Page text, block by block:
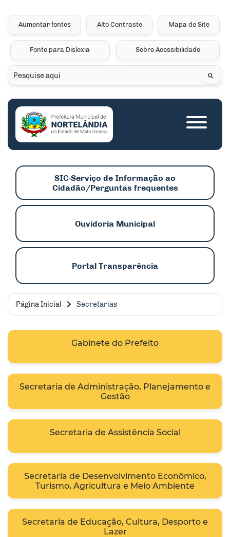
Seção de atalhos e
Ir para o menu [alt+2]
Ir para a busca [alt+3]
Ir para o rodapé [alt+4]
Aumentar fontes Alto Contraste Mapa do Site
Fonte para Dislexia Sobre Acessibilidade
Pesquisar
SIC-Serviço de Informação ao
Cidadão/Perguntas frequentes
Ouvidoria Municipal
Portal Transparência
Seção do menu
Página Inicial Secretarias
Gabinete do Prefeito
Secretaria de Administração, Planejamento e
Gestão
Secretaria de Assistência Social
Secretaria de Desenvolvimento Econômico,
Turismo, Agricultura e Meio Ambiente
Secretaria de Educação, Cultura, Desporto e
Lazer